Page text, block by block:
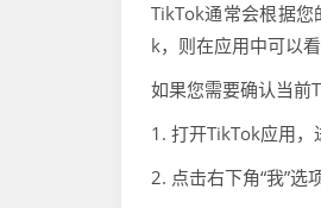
TikTok通常会根据
k，则在应用中可以
如果您需要确认当前
1. 打开TikTok应用，
2. 点击右下角“我”选